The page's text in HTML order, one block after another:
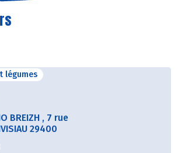
légumes
producteur
BREIZH , 7 rue
29400